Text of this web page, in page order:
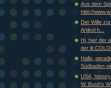
Aus dem
http://
Der Wille
Artikel h...
Hi, hier der
der
Hallo,
Südbaden
USA,
W. Bush's